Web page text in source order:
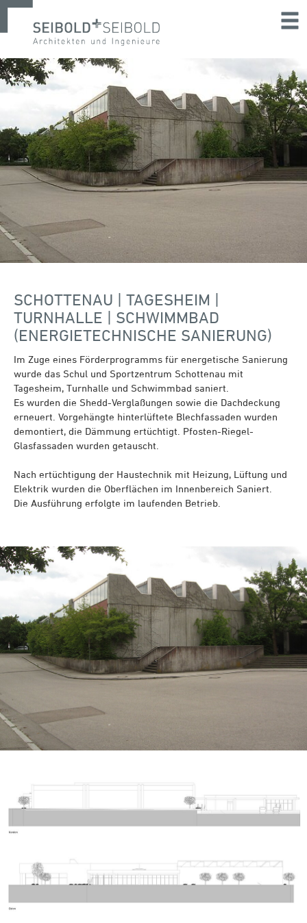
SCHOTTENAU | TAGESHEIM |
TURNHALLE | SCHWIMMBAD
(ENERGIETECHNISCHE SANIERUNG)
Im Zuge eines Förderprogramms für energetische Sanierung
wurde das Schul und Sportzentrum Schottenau mit
Tagesheim, Turnhalle und Schwimmbad saniert.
Es wurden die Shedd-Verglaßungen sowie die Dachdeckung
erneuert. Vorgehängte hinterlüftete Blechfassaden wurden
demontiert, die Dämmung ertüchtigt. Pfosten-Riegel-
Glasfassaden wurden getauscht.
Nach ertüchtigung der Haustechnik mit Heizung, Lüftung und
Elektrik wurden die Oberflächen im Innenbereich Saniert.
Die Ausführung erfolgte im laufenden Betrieb.